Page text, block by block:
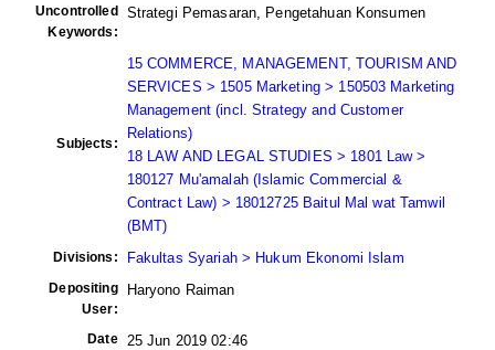
Uncontrolled
Keywords:
Strategi Pemasaran, Pengetahuan Konsumen
Subjects:
15 COMMERCE, MANAGEMENT, TOURISM AND
SERVICES > 1505 Marketing > 150503 Marketing
Management (incl. Strategy and Customer
Relations)
18 LAW AND LEGAL STUDIES > 1801 Law >
180127 Mu'amalah (Islamic Commercial &
Contract Law) > 18012725 Baitul Mal wat Tamwil
(BMT)
Divisions: Fakultas Syariah > Hukum Ekonomi Islam
Depositing
User:
Haryono Raiman
Date 25 Jun 2019 02:46